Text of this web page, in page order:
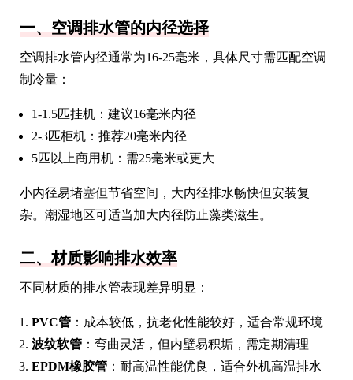
一、空调排水管的内径选择
空调排水管内径通常为16-25毫米，具体尺寸需匹配空调
制冷量：
1-1.5匹挂机：建议16毫米内径
2-3匹柜机：推荐20毫米内径
5匹以上商用机：需25毫米或更大
小内径易堵塞但节省空间，大内径排水畅快但安装复
杂。潮湿地区可适当加大内径防止藻类滋生。
二、材质影响排水效率
不同材质的排水管表现差异明显：
PVC管 ：成本较低，抗老化性能较好，适合常规环境
波纹软管 ：弯曲灵活，但内壁易积垢，需定期清理
EPDM橡胶管 ：耐高温性能优良，适合外机高温排水